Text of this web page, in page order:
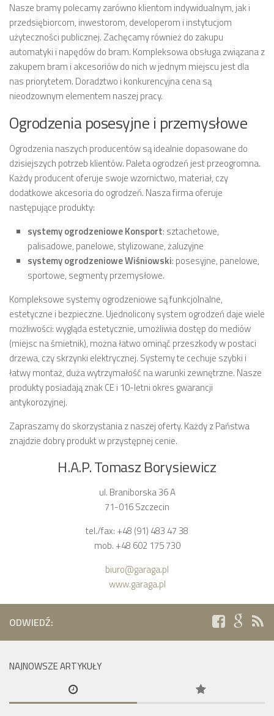
Nasze bramy polecamy zarówno klientom indywidualnym, jak i
przedsiębiorcom, inwestorom, developerom i instytucjom
użyteczności publicznej. Zachęcamy również do zakupu
automatyki i napędów do bram. Kompleksowa obsługa związana z
zakupem bram i akcesoriów do nich w jednym miejscu jest dla
nas priorytetem. Doradztwo i konkurencyjna cena są
nieodzownym elementem naszej pracy.
Ogrodzenia posesyjne i przemysłowe
Ogrodzenia naszych producentów są idealnie dopasowane do
dzisiejszych potrzeb klientów. Paleta ogrodzeń jest przeogromna.
Każdy producent oferuje swoje wzornictwo, materiał, czy
dodatkowe akcesoria do ogrodzeń. Nasza firma oferuje
następujące produkty:
systemy ogrodzeniowe Konsport: sztachetowe,
palisadowe, panelowe, stylizowane, żaluzyjne
systemy ogrodzeniowe Wiśniowski: posesyjne, panelowe,
sportowe, segmenty przemysłowe.
Kompleksowe systemy ogrodzeniowe są funkcjolnalne,
estetyczne i bezpieczne. Ujednolicony system ogrodzeń daje wiele
możliwości: wygląda estetycznie, umożliwia dostęp do mediów
(miejsc na śmietnik), można łatwo ominąć przeszkody w postaci
drzewa, czy skrzynki elektrycznej. Systemy te cechuje szybki i
łatwy montaż, duża wytrzymałość na warunki zewnętrzne. Nasze
produkty posiadają znak CE i 10-letni okres gwarancji
antykorozyjnej.
Zapraszamy do skorzystania z naszej oferty. Każdy z Państwa
znajdzie dobry produkt w przystępnej cenie.
H.A.P. Tomasz Borysiewicz
ul. Braniborska 36 A
71-016 Szczecin
tel./fax: +48 (91) 483 47 38
mob. +48 602 175 730
biuro@garaga.pl
www.garaga.pl
ODWIEDŹ:
NAJNOWSZE ARTYKUŁY